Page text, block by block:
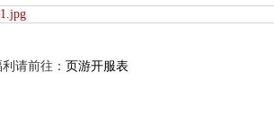
请前往： 页游开服表